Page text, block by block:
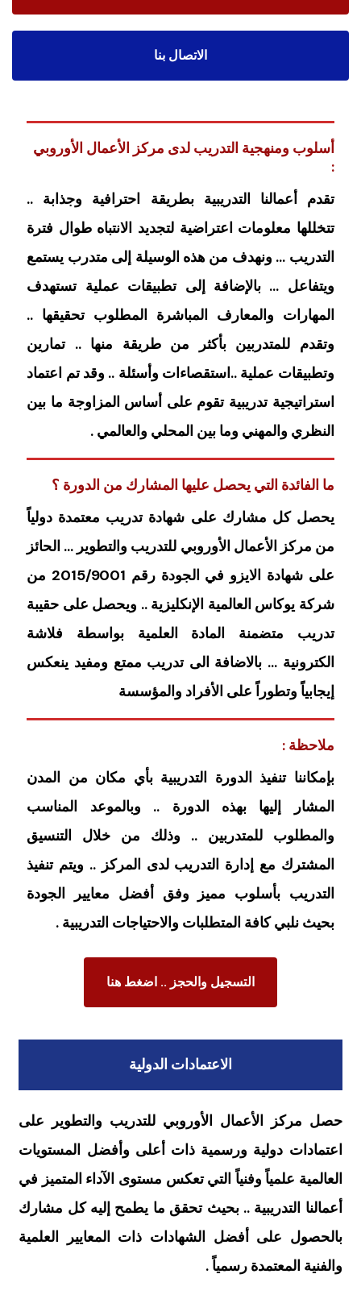
الاتصال بنا
أسلوب ومنهجية التدريب لدى مركز الأعمال الأوروبي
:
تقدم أعمالنا التدريبية بطريقة احترافية وجذابة ..
تتخللها معلومات اعتراضية لتجديد الانتباه طوال فترة
التدريب … ونهدف من هذه الوسيلة إلى متدرب يستمع
ويتفاعل … بالإضافة إلى تطبيقات عملية تستهدف
المهارات والمعارف المباشرة المطلوب تحقيقها ..
وتقدم للمتدربين بأكثر من طريقة منها .. تمارين
وتطبيقات عملية ..استقصاءات وأسئلة .. وقد تم اعتماد
استراتيجية تدريبية تقوم على أساس المزاوجة ما بين
النظري والمهني وما بين المحلي والعالمي .
ما الفائدة التي يحصل عليها المشارك من الدورة ؟
يحصل كل مشارك على شهادة تدريب معتمدة دولياً
من مركز الأعمال الأوروبي للتدريب والتطوير … الحائز
على شهادة الايزو في الجودة رقم 2015/9001 من
شركة يوكاس العالمية الإنكليزية .. ويحصل على حقيبة
تدريب متضمنة المادة العلمية بواسطة فلاشة
الكترونية … بالاضافة الى تدريب ممتع ومفيد ينعكس
إيجابياً وتطوراً على الأفراد والمؤسسة
ملاحظة :
بإمكاننا تنفيذ الدورة التدريبية بأي مكان من المدن
المشار إليها بهذه الدورة .. وبالموعد المناسب
والمطلوب للمتدربين .. وذلك من خلال التنسيق
المشترك مع إدارة التدريب لدى المركز .. ويتم تنفيذ
التدريب بأسلوب مميز وفق أفضل معايير الجودة
بحيث نلبي كافة المتطلبات والاحتياجات التدريبية .
التسجيل والحجز .. اضغط هنا
الاعتمادات الدولية
حصل مركز الأعمال الأوروبي للتدريب والتطوير على
اعتمادات دولية ورسمية ذات أعلى وأفضل المستويات
العالمية علمياً وفنياً التي تعكس مستوى الآداء المتميز في
أعمالنا التدريبية .. بحيث تحقق ما يطمح إليه كل مشارك
بالحصول على أفضل الشهادات ذات المعايير العلمية
والفنية المعتمدة رسمياً .